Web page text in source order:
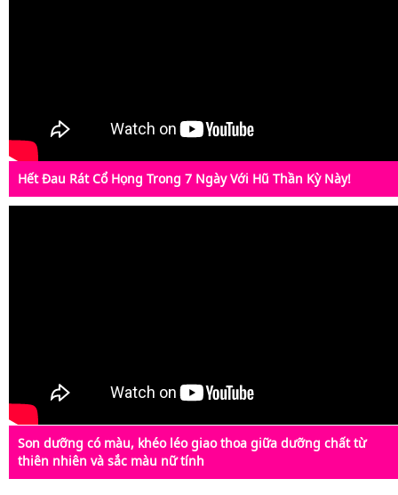
Hết Đau Rát Cổ Họng Trong 7 Ngày Với Hũ Thần Kỳ Này!
Son dưỡng có màu, khéo léo giao thoa giữa dưỡng chất từ
thiên nhiên và sắc màu nữ tính